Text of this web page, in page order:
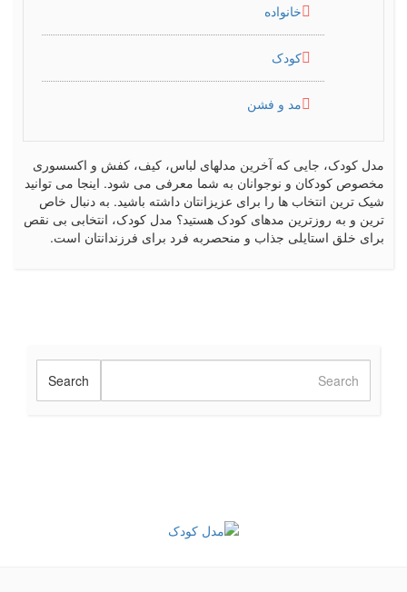
خانواده
کودک
مد و فشن
مدل کودک، جایی که آخرین مدلهای لباس، کیف، کفش و اکسسوری
مخصوص کودکان و نوجوانان به شما معرفی می شود. اینجا می توانید
شیک ترین انتخاب ها را برای عزیزانتان داشته باشید. به دنبال خاص
ترین و به روزترین مدهای کودک هستید؟ مدل کودک، انتخابی بی نقص
برای خلق استایلی جذاب و منحصربه فرد برای فرزندانتان است.